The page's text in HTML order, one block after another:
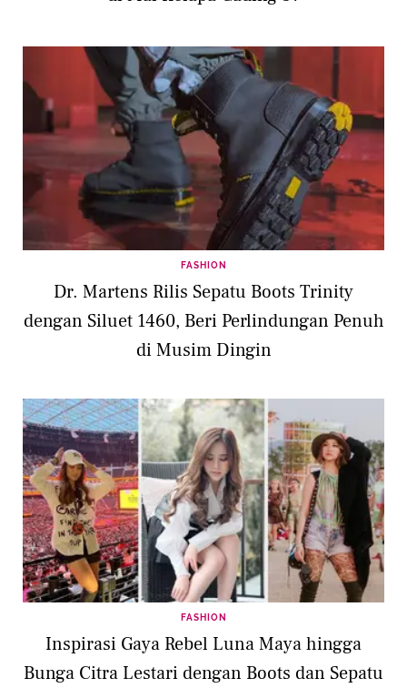
FASHION
Dr. Martens Rilis Sepatu Boots Trinity
dengan Siluet 1460, Beri Perlindungan Penuh
di Musim Dingin
FASHION
Inspirasi Gaya Rebel Luna Maya hingga
Bunga Citra Lestari dengan Boots dan Sepatu